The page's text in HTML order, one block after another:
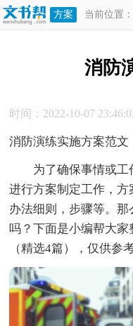
方案 当前位置：
消防
时间：2022-10-07
消防演练实施方案范文
为了确保事情或工
进行方案制定工作，
办法细则，步骤等。
吗？下面是小编帮大
（精选4篇），仅供参